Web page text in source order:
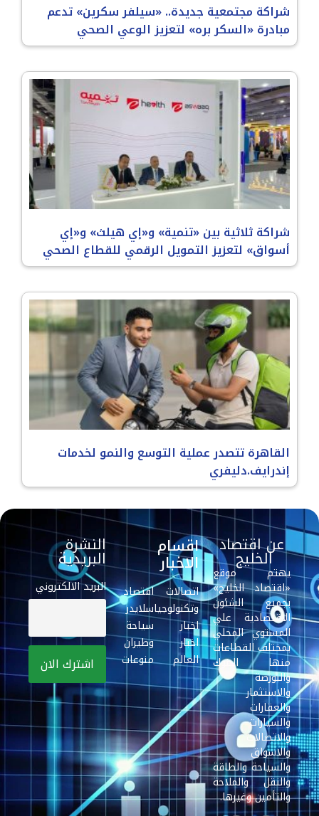
شراكة مجتمعية جديدة.. «سيلفر سكرين» تدعم
مبادرة «السكر بره» لتعزيز الوعي الصحي
شراكة ثلاثية بين «تنمية» و«إي هيلث» و«إي
أسواق» لتعزيز التمويل الرقمي للقطاع الصحي
القاهرة تتصدر عملية التوسع والنمو لخدمات
إندرايف.دليفري
عن اقتصاد
الخليج
يهتم موقع
«اقتصاد الخليج»
بجميع الشئون
الاقتصادية علي
المستوي المحلي
بمختلف القطاعات
منها البنوك
والبورصة
والاستثمار
والعقارات
والسيارات
والاتصالات
والاسواق
والسياحة والطاقة
والنقل والملاحة
والتأمين وغيرها.
اقسام
الاخبار
اتصالات
وتكنولوجيا
اخبار
اخبار
العالم
اقتصاد
سلايدر
سياحة
وطيران
منوعات
النشرة
البريدية
البريد الالكتروني